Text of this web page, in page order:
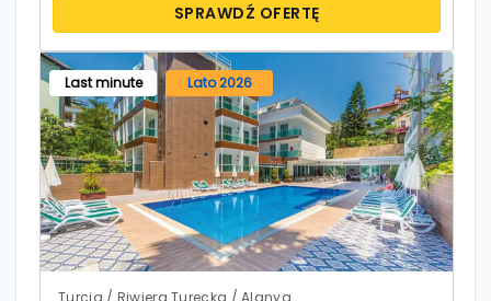
SPRAWDŹ OFERTĘ
Last minute Lato 2026
Turcja / Riwiera Turecka / Alanya